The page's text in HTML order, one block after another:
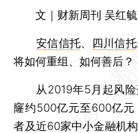
文｜财新周刊 吴红毓
安信信托、 四川信托
将如何重组、如何善后？
从2019年5月起风险
窿约500亿元至600亿元
者及近60家中小金融机